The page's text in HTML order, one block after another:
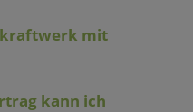
mit
kann ich